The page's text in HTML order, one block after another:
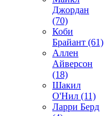
Джордан
(70)
Коби
Брайант (61)
Аллен
Айверсон
(18)
Шакил
О'Нил (11)
Ларри Берд